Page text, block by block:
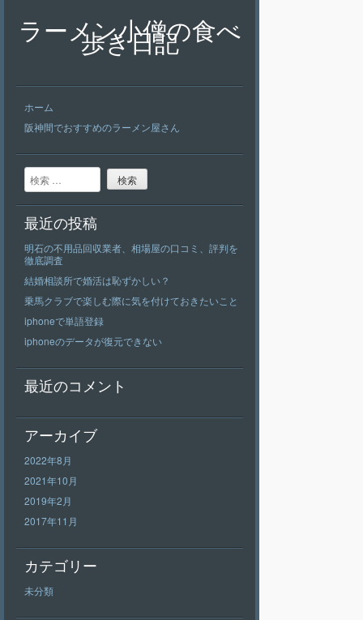
ラーメン小僧の食べ
歩き日記
ホーム
阪神間でおすすめのラーメン屋さん
検索
最近の投稿
明石の不用品回収業者、相場屋の口コミ、評判を
徹底調査
結婚相談所で婚活は恥ずかしい？
乗馬クラブで楽しむ際に気を付けておきたいこと
iphoneで単語登録
iphoneのデータが復元できない
最近のコメント
アーカイブ
2022年8月
2021年10月
2019年2月
2017年11月
カテゴリー
未分類